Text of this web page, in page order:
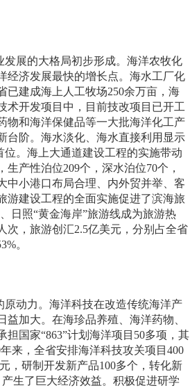
展的大格局初步形成。海洋农牧化
经济发展最快的增长点。海水工厂化
已建成海上人工牧场250余万亩，海
术开发项目中，目前技改项目已开工
物和海洋保健品等一大批海洋化工产
台阶。海水淡化、海水直接利用显示
。海上大通道建设工程的实施带动
生产性泊位209个，深水泊位70个，
中小港口布局合理、内外贸并举、客
游建设工程的全面实施促进了滨海旅
日照“黄金海岸”旅游线成为旅游热
次，旅游创汇2.5亿美元，分别占全省
。
动力。海洋科技在改造传统海洋产
加大。在海珍品养殖、海洋药物、
担国家“863”计划海洋项目 50多项，其
年来，全省安排海洋科技攻关项目 400
，研制开发新产品100多个，转化新
生了巨大经济效益。积极促进研学